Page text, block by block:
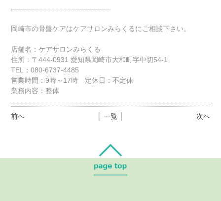
岡崎市の骨盤ケアはケアサロンみらくるにご相談下さい。
店舗名：ケアサロンみらくる
住所：〒444-0931 愛知県岡崎市大和町字中切54-1
TEL：080-6737-4485
営業時間：9時～17時 定休日：不定休
業務内容：整体
前へ 次へ
│ 一覧 │